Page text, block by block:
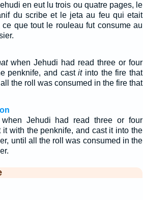
en eut lu trois ou quatre pages, le
du scribe et le jeta au feu qui etait
que tout le rouleau fut consume au
when Jehudi had read three or four
penknife, and castitinto the fire that
the roll was consumed in the fire that
Jehudi had read three or four
it with the penknife, and cast it into the
until all the roll was consumed in the